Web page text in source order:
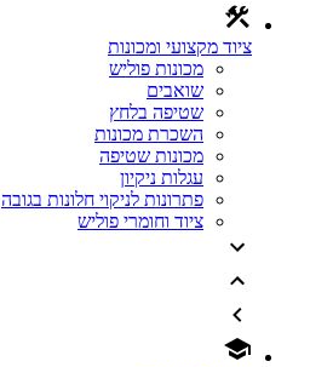
ציוד מקצועי ומכונות
מכונות פוליש
שואבים
שטיפה בלחץ
השכרת מכונות
מכונות שטיפה
עגלות ניקיון
פתרונות לניקוי חלונות בגובה
ציוד וחומרי פוליש